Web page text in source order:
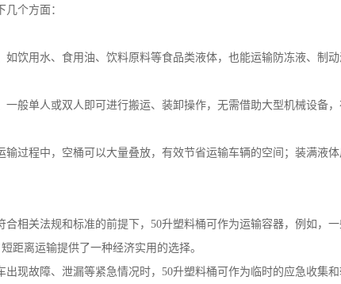
个方面：
如饮用水、食用油、饮料原料等食品类液体，也能运输防冻液、制
般单人或双人即可进行搬运、装卸操作，无需借助大型机械设备
过程中，空桶可以大量叠放，有效节省运输车辆的空间；装满液
相关法规和标准的前提下， 50升塑料桶可作为运输容器，例如，
距离运输提供了一种经济实用的选择。
现故障、泄漏等紧急情况时， 50升塑料桶可作为临时的应急收集